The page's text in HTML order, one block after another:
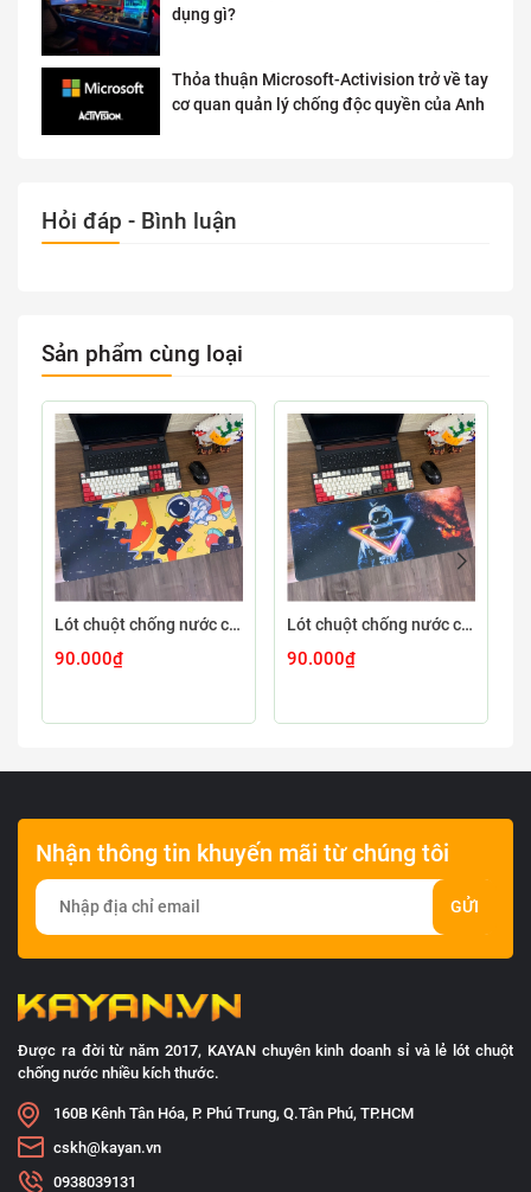
dụng gì?
Thỏa thuận Microsoft-Activision trở về tay
cơ quan quản lý chống độc quyền của Anh
Hỏi đáp - Bình luận
Sản phẩm cùng loại
Lót chuột chống nước cỡ lớn 80x30cm dày 3mm ASTRO-03-80X30
90.000₫
Lót chuột chống nước cỡ lớn 80x30cm dày 3mm ASTRO-02-80X30
90.000₫
Nhận thông tin khuyến mãi từ chúng tôi
GỬI
Được ra đời từ năm 2017, KAYAN chuyên kinh doanh sỉ và lẻ lót chuột
chống nước nhiều kích thước.
160B Kênh Tân Hóa, P. Phú Trung, Q.Tân Phú, TP.HCM
cskh@kayan.vn
0938039131